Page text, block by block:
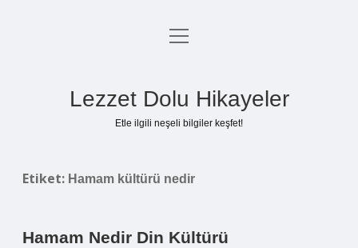
Anasayfa
menüyü
Lezzet Dolu Hikayeler
Etle ilgili neşeli bilgiler keşfet!
Etiket: Hamam kültürü nedir
Hamam Nedir Din Kültürü